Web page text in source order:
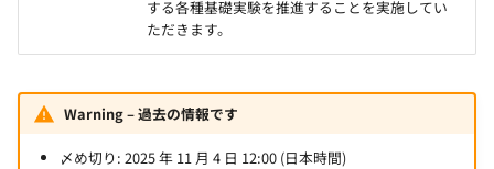
する各種基礎実験を推進することを実施してい
ただきます。
Warning – 過去の情報です
〆め切り: 2025 年 11 月 4 日 12:00 (日本時間)